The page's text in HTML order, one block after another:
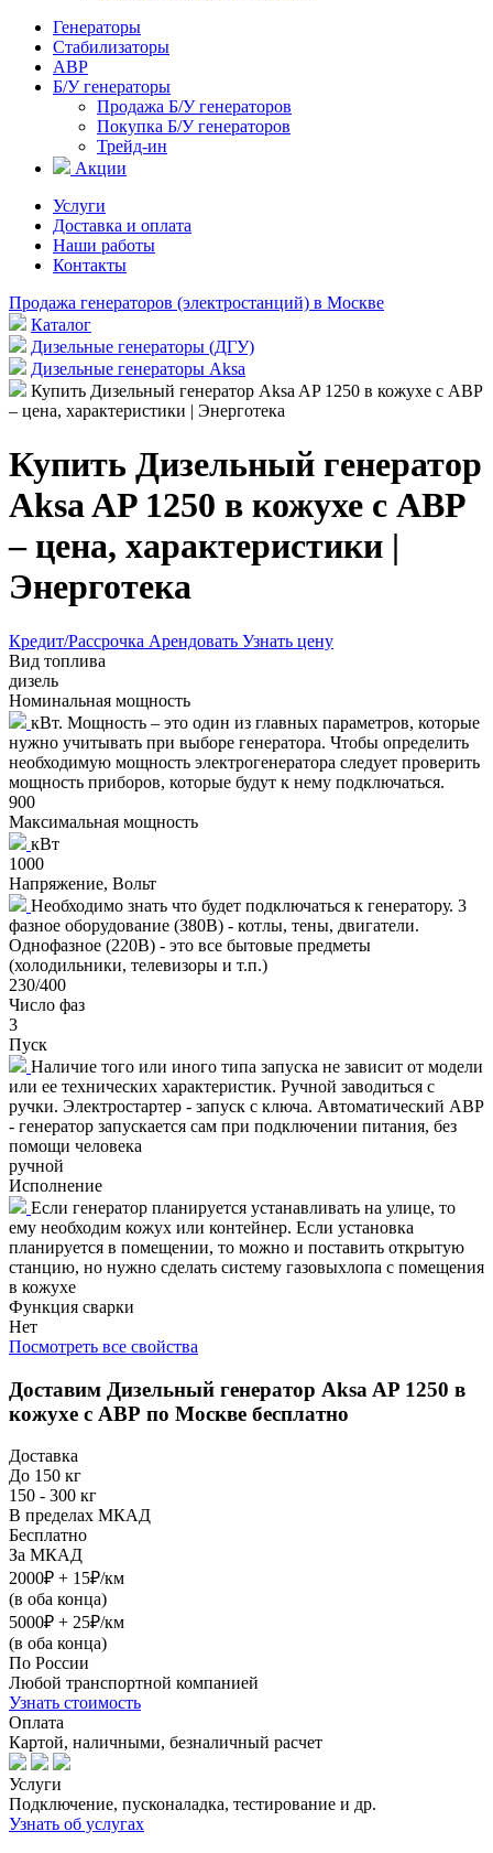
Генераторы
Стабилизаторы
АВР
Б/У генераторы
Продажа Б/У генераторов
Покупка Б/У генераторов
Трейд-ин
Акции
Услуги
Доставка и оплата
Наши работы
Контакты
Продажа генераторов (электростанций) в Москве
Каталог
Дизельные генераторы (ДГУ)
Дизельные генераторы Aksa
Купить Дизельный генератор Aksa AP 1250 в кожухе с АВР
– цена, характеристики | Энерготека
Купить Дизельный генератор
Aksa AP 1250 в кожухе с АВР
– цена, характеристики |
Энерготека
Кредит/Рассрочка Арендовать Узнать цену
Вид топлива
дизель
Номинальная мощность
кВт. Мощность – это один из главных параметров, которые
нужно учитывать при выборе генератора. Чтобы определить
необходимую мощность электрогенератора следует проверить
мощность приборов, которые будут к нему подключаться.
900
Максимальная мощность
кВт
1000
Напряжение, Вольт
Необходимо знать что будет подключаться к генератору. 3
фазное оборудование (380В) - котлы, тены, двигатели.
Однофазное (220В) - это все бытовые предметы
(холодильники, телевизоры и т.п.)
230/400
Число фаз
3
Пуск
Наличие того или иного типа запуска не зависит от модели
или ее технических характеристик. Ручной заводиться с
ручки. Электростартер - запуск с ключа. Автоматический АВР
- генератор запускается сам при подключении питания, без
помощи человека
ручной
Исполнение
Если генератор планируется устанавливать на улице, то
ему необходим кожух или контейнер. Если установка
планируется в помещении, то можно и поставить открытую
станцию, но нужно сделать систему газовыхлопа с помещения
в кожухе
Функция сварки
Нет
Посмотреть все свойства
Доставим Дизельный генератор Aksa AP 1250 в
кожухе с АВР по Москве бесплатно
Доставка
До 150 кг
150 - 300 кг
В пределах МКАД
Бесплатно
За МКАД
2000₽ + 15₽/км
(в оба конца)
5000₽ + 25₽/км
(в оба конца)
По России
Любой транспортной компанией
Узнать стоимость
Оплата
Картой, наличными, безналичный расчет
Услуги
Подключение, пусконаладка, тестирование и др.
Узнать об услугах